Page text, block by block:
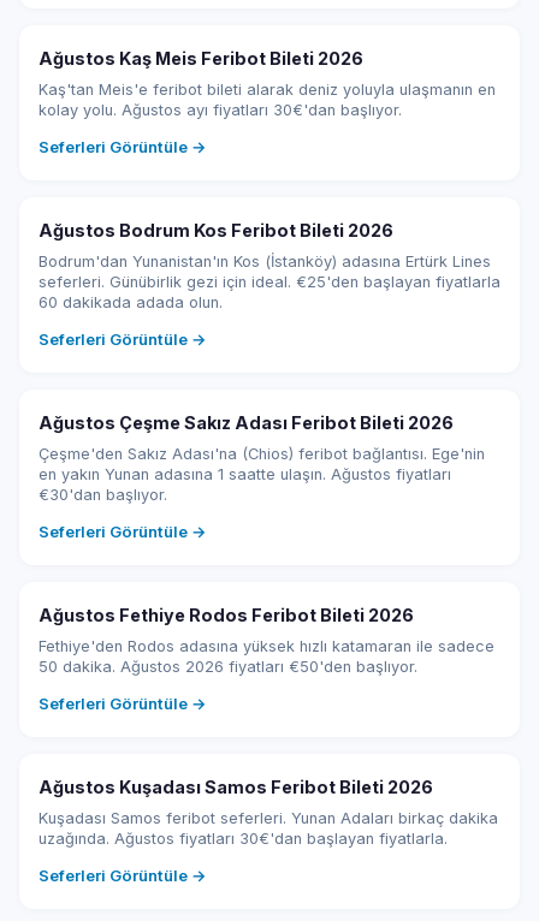
Ağustos Kaş Meis Feribot Bileti 2026
Kaş'tan Meis'e feribot bileti alarak deniz yoluyla ulaşmanın en
kolay yolu. Ağustos ayı fiyatları 30€'dan başlıyor.
Seferleri Görüntüle →
Ağustos Bodrum Kos Feribot Bileti 2026
Bodrum'dan Yunanistan'ın Kos (İstanköy) adasına Ertürk Lines
seferleri. Günübirlik gezi için ideal. €25'den başlayan fiyatlarla
60 dakikada adada olun.
Seferleri Görüntüle →
Ağustos Çeşme Sakız Adası Feribot Bileti 2026
Çeşme'den Sakız Adası'na (Chios) feribot bağlantısı. Ege'nin
en yakın Yunan adasına 1 saatte ulaşın. Ağustos fiyatları
€30'dan başlıyor.
Seferleri Görüntüle →
Ağustos Fethiye Rodos Feribot Bileti 2026
Fethiye'den Rodos adasına yüksek hızlı katamaran ile sadece
50 dakika. Ağustos 2026 fiyatları €50'den başlıyor.
Seferleri Görüntüle →
Ağustos Kuşadası Samos Feribot Bileti 2026
Kuşadası Samos feribot seferleri. Yunan Adaları birkaç dakika
uzağında. Ağustos fiyatları 30€'dan başlayan fiyatlarla.
Seferleri Görüntüle →